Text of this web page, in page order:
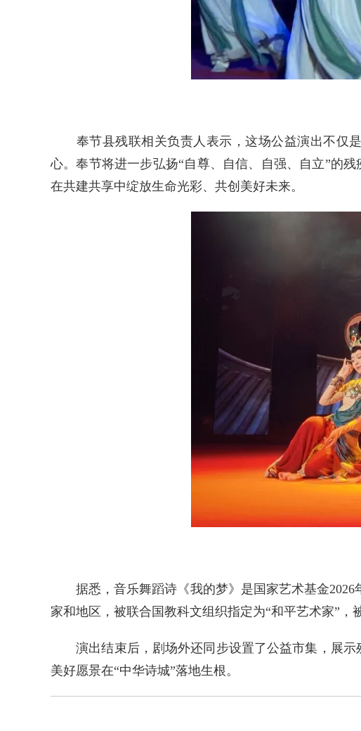
奉节县残联相关负责人表示，这场公益演出不仅是
心。奉节将进一步弘扬“自尊、自信、自强、自立”的
在共建共享中绽放生命光彩、共创美好未来。
据悉，音乐舞蹈诗《我的梦》是国家艺术基金2026
家和地区，被联合国教科文组织指定为“和平艺术家”，
演出结束后，剧场外还同步设置了公益市集，展示
美好愿景在“中华诗城”落地生根。